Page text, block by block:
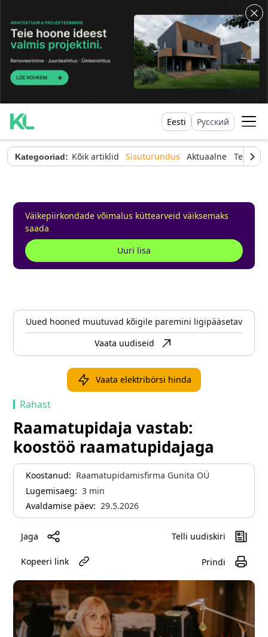
Eesti Русский
Kategooriad: Kõik artiklid Sisuturundus Aktuaalne
Väikepiirkondade võimalus küttearveid väiksemaks
saada
Uuri lisa
Uued hooned muutuvad kõigile paremini ligipääsetavaks
Vaata uudiseid
Vaata elektribörsi hinda
Rahast
Raamatupidaja vastab:
koostöö raamatupidajaga
Koostanud: Raamatupidamisfirma Gunita OÜ
Lugemisaeg: 3 min
Avaldamise päev: 29.5.2026
Jaga Telli uudiskiri
Prindi
Kopeeri link